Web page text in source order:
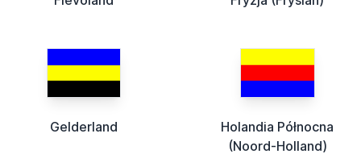
Gelderland
Holandia Północna
(Noord-Holland)